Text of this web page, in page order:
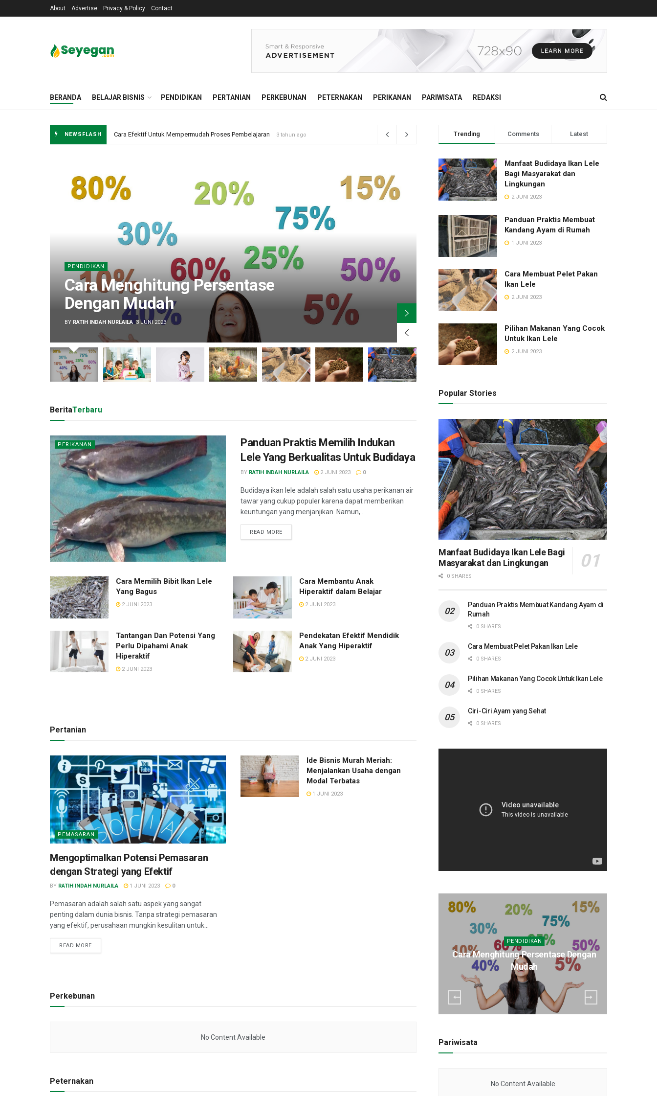
About Advertise Privacy & Policy Contact
BERANDA BELAJAR BISNIS PENDIDIKAN PERTANIAN PERKEBUNAN PETERNAKAN PERIKANAN PARIWISATA REDAKSI
NEWSFLASH Cara Melatih Fokus Anak Untuk Meningkatkan Konsentrasi 3 tahun ago
PENDIDIKAN
Cara Menghitung Persentase
Dengan Mudah
BY RATIH INDAH NURLAILA 3 JUNI 2023
Cara Efektif Untuk
Proses Pembelajaran
BYRATIH INDAH NURLAILA
BeritaTerbaru
PERIKANAN
Panduan Praktis Memilih Indukan
Lele Yang Berkualitas Untuk Budidaya
BY RATIH INDAH NURLAILA 2 JUNI 2023 0
Budidaya ikan lele adalah salah satu usaha perikanan air
tawar yang cukup populer karena dapat memberikan
keuntungan yang menjanjikan. Namun,...
READ MORE
Cara Memilih Bibit Ikan Lele
Yang Bagus
2 JUNI 2023
Cara Membantu Anak
Hiperaktif dalam Belajar
2 JUNI 2023
Tantangan Dan Potensi Yang
Perlu Dipahami Anak
Hiperaktif
2 JUNI 2023
Pendekatan Efektif Mendidik
Anak Yang Hiperaktif
2 JUNI 2023
Pertanian
PEMASARAN
Mengoptimalkan Potensi Pemasaran
dengan Strategi yang Efektif
BY RATIH INDAH NURLAILA 1 JUNI 2023 0
Pemasaran adalah salah satu aspek yang sangat
penting dalam dunia bisnis. Tanpa strategi pemasaran
yang efektif, perusahaan mungkin kesulitan untuk...
READ MORE
Ide Bisnis Murah Meriah:
Menjalankan Usaha dengan
Modal Terbatas
1 JUNI 2023
Perkebunan
No Content Available
Peternakan
Trending Comments Latest
Manfaat Budidaya Ikan Lele
Bagi Masyarakat dan
Lingkungan
2 JUNI 2023
Panduan Praktis Membuat
Kandang Ayam di Rumah
1 JUNI 2023
Cara Membuat Pelet Pakan
Ikan Lele
2 JUNI 2023
Pilihan Makanan Yang Cocok
Untuk Ikan Lele
2 JUNI 2023
Popular Stories
Manfaat Budidaya Ikan Lele Bagi
Masyarakat dan Lingkungan
0 SHARES
Panduan Praktis Membuat Kandang Ayam di
Rumah
0 SHARES
Cara Membuat Pelet Pakan Ikan Lele
0 SHARES
Pilihan Makanan Yang Cocok Untuk Ikan Lele
0 SHARES
Ciri-Ciri Ayam yang Sehat
0 SHARES
Fokus Anak Untuk
PENDIDIKAN
Cara Menghitung Persentase Dengan
Mudah
Pariwisata
No Content Available